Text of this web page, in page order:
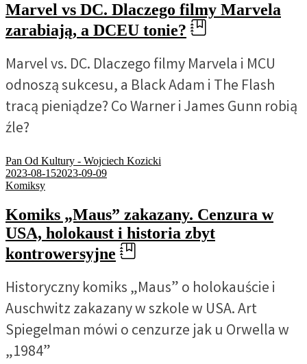
Marvel vs DC. Dlaczego filmy Marvela
zarabiają, a DCEU tonie?
Marvel vs. DC. Dlaczego filmy Marvela i MCU
odnoszą sukcesu, a Black Adam i The Flash
tracą pieniądze? Co Warner i James Gunn robią
źle?
Pan Od Kultury - Wojciech Kozicki
2023-08-152023-09-09
Komiksy
Komiks „Maus” zakazany. Cenzura w
USA, holokaust i historia zbyt
kontrowersyjne
Historyczny komiks „Maus” o holokauście i
Auschwitz zakazany w szkole w USA. Art
Spiegelman mówi o cenzurze jak u Orwella w
„1984”